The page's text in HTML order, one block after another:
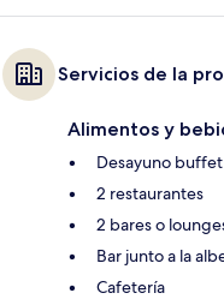
Servicios de la
Alimentos y
Desayuno
2 restaurantes
2 bares o
Bar junto a la
Cafetería